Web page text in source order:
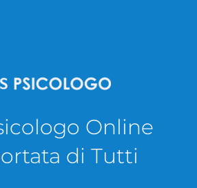
Online
di Tutti